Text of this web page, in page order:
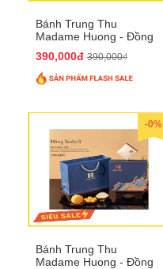
Bánh Trung Thu
Madame Huong - Đồng
390,000đ 390,000₫
-0%
Bánh Trung Thu
Madame Huong - Đồng